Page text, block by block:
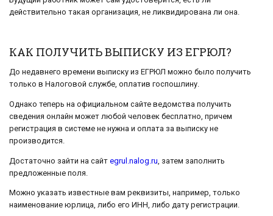
действительно такая организация, не ликвидирована ли она.
КАК ПОЛУЧИТЬ ВЫПИСКУ ИЗ ЕГРЮЛ?
До недавнего времени выписку из ЕГРЮЛ можно было получить
только в Налоговой службе, оплатив госпошлину.
Однако теперь на официальном сайте ведомства получить
сведения онлайн может любой человек бесплатно, причем
регистрация в системе не нужна и оплата за выписку не
производится.
Достаточно зайти на сайт egrul.nalog.ru , затем заполнить
предложенные поля.
Можно указать известные вам реквизиты, например, только
наименование юрлица, либо его ИНН, либо дату регистрации.